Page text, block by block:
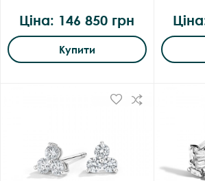
Ціна: 146 850 грн
Купити